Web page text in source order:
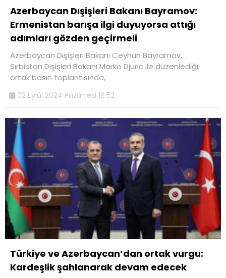
Azerbaycan Dışişleri Bakanı Bayramov:
Ermenistan barışa ilgi duyuyorsa attığı
adımları gözden geçirmeli
Azerbaycan Dışişleri Bakanı Ceyhun Bayramov,
Sırbistan Dışişleri Bakanı Marko Djuric ile düzenlediği
ortak basın toplantısında,
02 Eylül 2024 Pazartesi 16:52
Türkiye ve Azerbaycan’dan ortak vurgu:
Kardeşlik şahlanarak devam edecek